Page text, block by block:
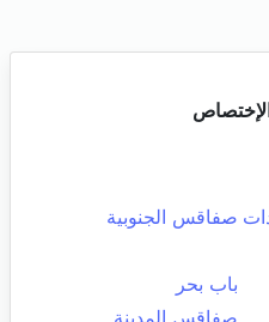
صفاقس الجنوبية
باب بحر